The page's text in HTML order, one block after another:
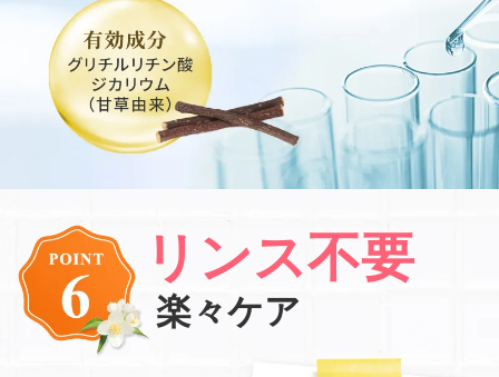
リンス不要
楽々ケア